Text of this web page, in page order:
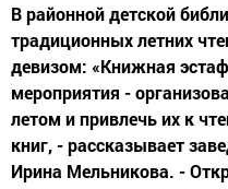
В районной детской
традиционных летних
девизом: «Книжная
мероприятия -
летом и привлечь их к
книг, - рассказывает
Ирина Мельникова. -